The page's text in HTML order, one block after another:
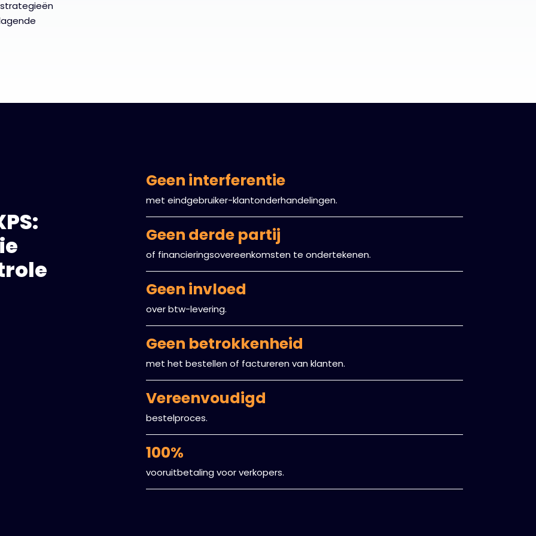
Geen interferentie
met eindgebruiker-klantonderhandelingen.
Geen derde partij
of financieringsovereenkomsten te ondertekenen.
Geen invloed
over btw-levering.
Geen betrokkenheid
met het bestellen of factureren van klanten.
Vereenvoudigd
bestelproces.
100%
vooruitbetaling voor verkopers.